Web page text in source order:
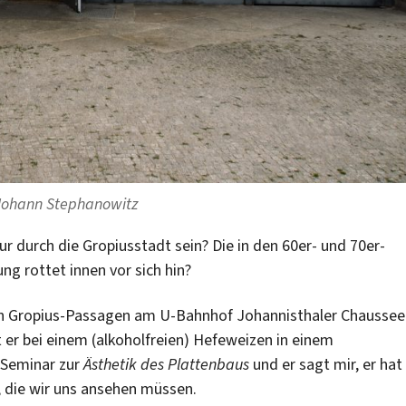
Stephanowitz
durch die Gropiusstadt sein? Die in den 60er- und 70er-
rottet innen vor sich hin?
Passagen am U-Bahnhof Johannisthaler
bei einem (alkoholfreien) Hefeweizen in einem
zurÄsthetik des Plattenbaus und er sagt mir, er hat
wir uns ansehen müssen.